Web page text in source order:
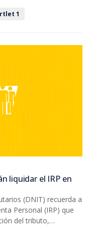
1
liquidar el IRP en
(DNIT) recuerda a
Personal (IRP) que
del tributo,
296.691